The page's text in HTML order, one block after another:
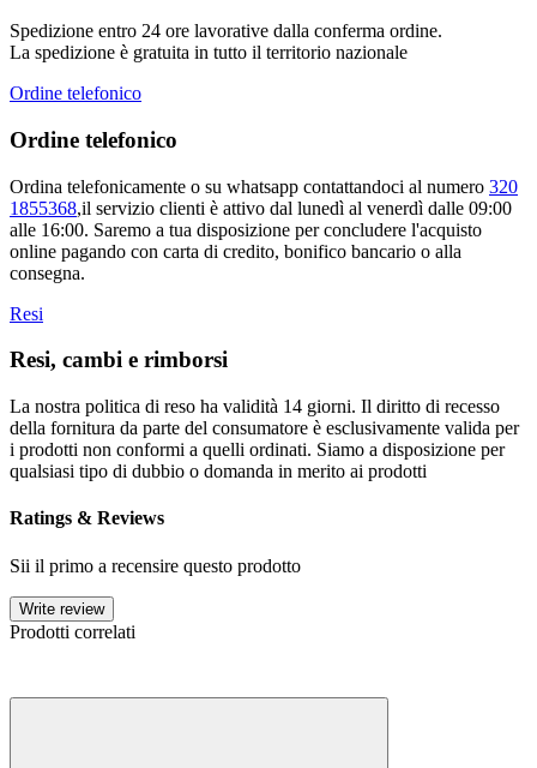
Spedizione entro 24 ore lavorative dalla conferma ordine.
La spedizione è gratuita in tutto il territorio nazionale
Ordine telefonico
Ordine telefonico
Ordina telefonicamente o su whatsapp contattandoci al numero 320
1855368,il servizio clienti è attivo dal lunedì al venerdì dalle 09:00
alle 16:00. Saremo a tua disposizione per concludere l'acquisto
online pagando con carta di credito, bonifico bancario o alla
consegna.
Resi
Resi, cambi e rimborsi
La nostra politica di reso ha validità 14 giorni. Il diritto di recesso
della fornitura da parte del consumatore è esclusivamente valida per
i prodotti non conformi a quelli ordinati. Siamo a disposizione per
qualsiasi tipo di dubbio o domanda in merito ai prodotti
Ratings & Reviews
Sii il primo a recensire questo prodotto
Write review
Prodotti correlati